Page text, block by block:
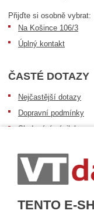
TENTO E-
Přijďte si osobně vybrat:
Na Košince 106/3
Úplný kontakt
ČASTÉ DOTAZY
Nejčastější dotazy
Dopravní podmínky
Sledování zásilek
Informace k
Obecné informace